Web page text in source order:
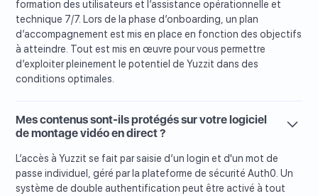
formation des utilisateurs et l’assistance opérationnelle et
technique 7/7. Lors de la phase d’onboarding, un plan
d’accompagnement est mis en place en fonction des objectifs
à atteindre. Tout est mis en œuvre pour vous permettre
d’exploiter pleinement le potentiel de Yuzzit dans des
conditions optimales.
Mes contenus sont-ils protégés sur votre logiciel
de montage vidéo en direct ?
L’accès à Yuzzit se fait par saisie d’un login et d'un mot de
passe individuel, géré par la plateforme de sécurité Auth0. Un
système de double authentification peut être activé à tout